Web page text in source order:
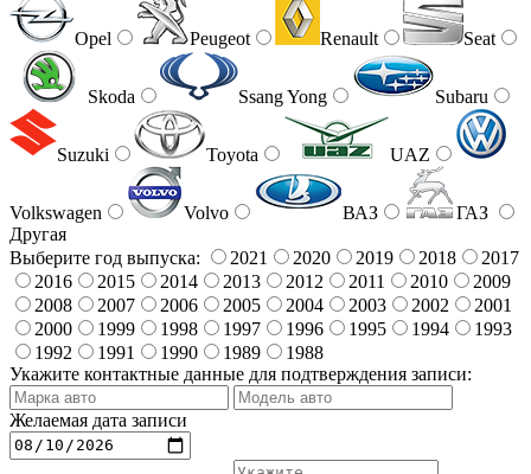
Opel Peugeot Renault Seat
Skoda Ssang Yong Subaru
Suzuki Toyota UAZ
Volkswagen Volvo ВАЗ
ГАЗ
Другая
Выберите год выпуска:
2021 2020 2019 2018
2017
2016
2015 2014 2013 2012 2011 2010
2009
2008
2007 2006 2005 2004 2003 2002
2001
2000
1999 1998 1997 1996 1995 1994
1993
1992
1991 1990 1989
1988
Укажите контактные данные для подтверждения записи:
Желаемая дата записи